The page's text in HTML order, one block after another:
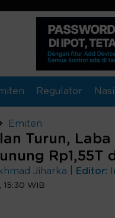
Regulator
Emiten
Turun,
Rp1,55T
Jiharka Editor:
WIB